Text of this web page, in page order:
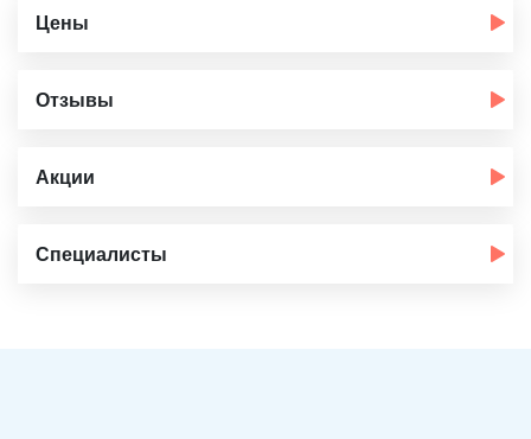
Цены
Отзывы
Акции
Специалисты